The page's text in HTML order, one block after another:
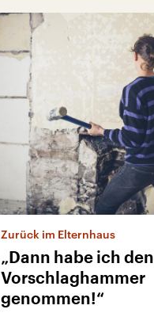
Zurück im Elternhaus
„Dann habe ich den
Vorschlaghammer
genommen!“